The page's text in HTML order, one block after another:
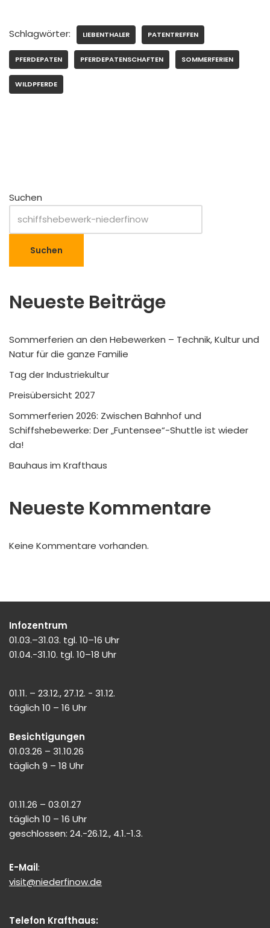
Schlagwörter: LIEBENTHALER PATENTREFFEN
PFERDEPATEN PFERDEPATENSCHAFTEN SOMMERFERIEN
WILDPFERDE
Suchen
Suchen
Neueste Beiträge
Sommerferien an den Hebewerken – Technik, Kultur und
Natur für die ganze Familie
Tag der Industriekultur
Preisübersicht 2027
Sommerferien 2026: Zwischen Bahnhof und
Schiffshebewerke: Der „Funtensee“-Shuttle ist wieder
da!
Bauhaus im Krafthaus
Neueste Kommentare
Keine Kommentare vorhanden.
Infozentrum
01.03.–31.03. tgl. 10–16 Uhr
01.04.-31.10. tgl. 10–18 Uhr
01.11. – 23.12., 27.12. - 31.12.
täglich 10 – 16 Uhr
Besichtigungen
01.03.26 – 31.10.26
täglich 9 – 18 Uhr
01.11.26 – 03.01.27
täglich 10 – 16 Uhr
geschlossen: 24.-26.12., 4.1.-1.3.
E-Mail:
visit@niederfinow.de
Telefon Krafthaus: